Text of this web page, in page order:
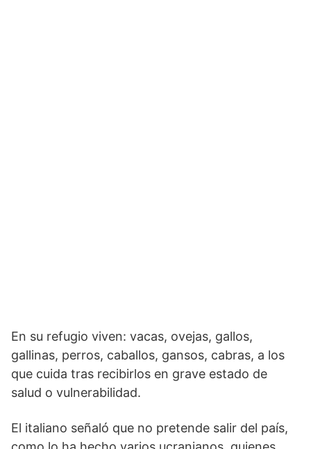
En su refugio viven: vacas, ovejas, gallos,
gallinas, perros, caballos, gansos, cabras, a los
que cuida tras recibirlos en grave estado de
salud o vulnerabilidad.
​El italiano señaló que no pretende salir del país,